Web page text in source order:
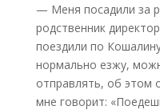
— Меня посадили за
родственник
поездили по
нормально езжу,
отправлять, об этом
мне говорит: